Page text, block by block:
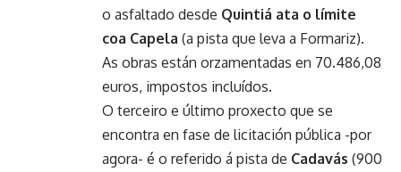
o asfaltado desde Quintiá ata o límite
coa Capela (a pista que leva a Formariz).
As obras están orzamentadas en 70.486,08
euros, impostos incluídos.
O terceiro e último proxecto que se
encontra en fase de licitación pública -por
agora- é o referido á pista de Cadavás (900